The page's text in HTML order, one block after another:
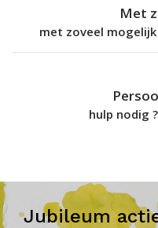
Met
met zoveel
hulp nodig
Jubileum